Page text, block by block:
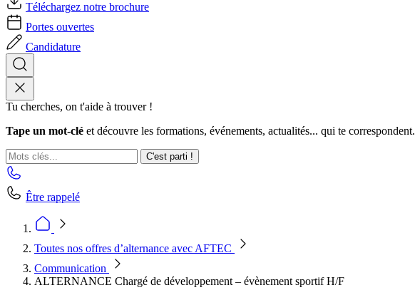
Téléchargez notre brochure
Portes ouvertes
Candidature
Tu cherches, on t'aide à trouver !
Tape un mot-clé et découvre les formations, événements, actualités... qui te correspondent.
C'est parti !
Être rappelé
Toutes nos offres d’alternance avec AFTEC
Communication
ALTERNANCE Chargé de développement – évènement sportif H/F